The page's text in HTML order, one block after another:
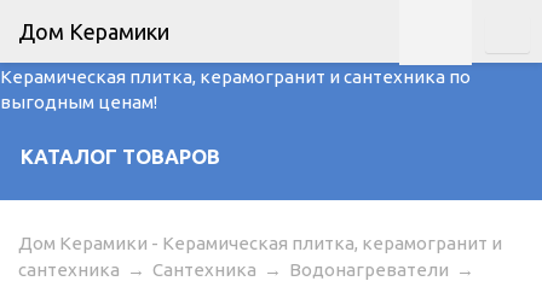
Керамическая плитка, керамогранит и сантехника по
выгодным ценам!
КАТАЛОГ ТОВАРОВ
Дом Керамики
Дом Керамики - Керамическая плитка, керамогранит и
сантехника → Сантехника → Водонагреватели →